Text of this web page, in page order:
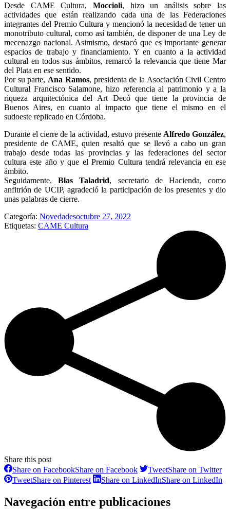
Desde CAME Cultura, Moccioli, hizo un análisis sobre las
actividades que están realizando cada una de las Federaciones
integrantes del Premio Cultura y mencionó la necesidad de tener un
monotributo cultural, como así también, de disponer de una Ley de
mecenazgo nacional. Asimismo, destacó que es importante generar
espacios de trabajo y financiamiento. Y en cuanto a la actividad
cultural en todos sus ámbitos, remarcó la relevancia que tiene Mar
del Plata en ese sentido.
Por su parte, Ana Ramos, presidenta de la Asociación Civil Centro
Cultural Francisco Salamone, hizo referencia al patrimonio y a la
riqueza arquitectónica del Art Decó que tiene la provincia de
Buenos Aires, en cuanto al impacto que tiene el mismo en el
sudoeste replicado en Córdoba.
Durante el cierre de la actividad, estuvo presente Alfredo González,
presidente de CAME, quien resaltó que se llevó a cabo un gran
trabajo desde todas las provincias y las federaciones del sector
cultura este año y que el Premio Cultura tendrá relevancia en ese
ámbito.
Seguidamente,Blas Taladrid, secretario de Hacienda, como
anfitrión de UCIP, agradeció la participación de los presentes y dio
unas palabras de cierre.
Categoría: Novedadesoctubre 27, 2022
Etiquetas: CAME Cultura
Share this post
Share on FacebookShare on Facebook TweetShare on Twitter
TweetShare on Pinterest Share on LinkedInShare on LinkedIn
Navegación entre publicaciones